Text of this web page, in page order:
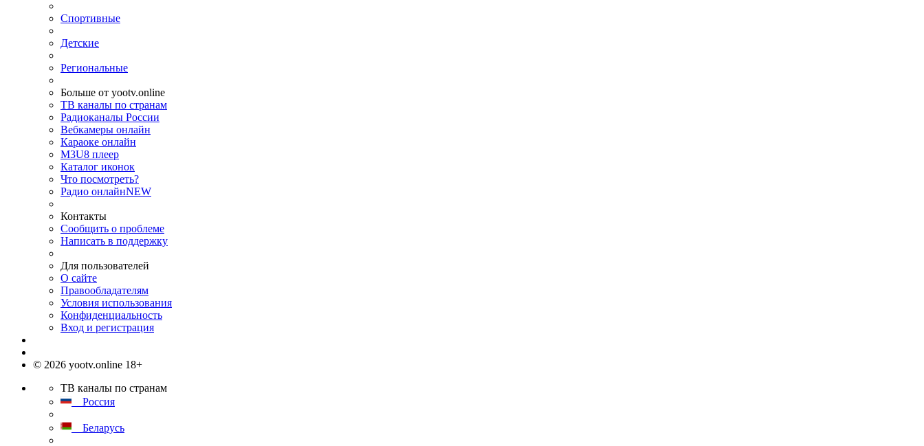
Спортивные
Детские
Региональные
Больше от yootv.online
ТВ каналы по странам
Радиоканалы России
Вебкамеры онлайн
Караоке онлайн
M3U8 плеер
Каталог иконок
Что посмотреть?
Радио онлайнNEW
Контакты
Сообщить о проблеме
Написать в поддержку
Для пользователей
О сайте
Правообладателям
Условия использования
Конфиденциальность
Вход и регистрация
© 2026 yootv.online 18+
ТВ каналы по странам
Россия
Беларусь